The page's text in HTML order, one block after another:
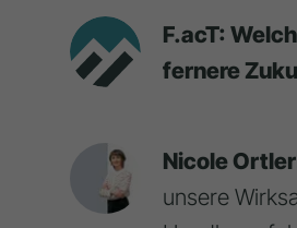
F.acT:
fernere
Nicole
unsere